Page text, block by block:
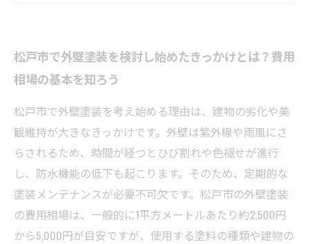
る本当にお得な業者とは？
適正価格を理解して安心依頼！松戸市の外壁塗
装費用相場とトラブル回避法
松戸市の外壁塗装で後悔しないために知ってお
きたい業者選びのポイント
外壁塗装で建物を守る！松戸市で賢く費用を抑
えるための見積もり活用術
松戸市で外壁塗装を検討し始めたきっかけとは？費用
相場の基本を知ろう
松戸市で外壁塗装を考え始める理由は、建物の劣化や美
観維持が大きなきっかけです。外壁は紫外線や雨風にさ
らされるため、時間が経つとひび割れや色褪せが進行
し、防水機能の低下も起こります。そのため、定期的な
塗装メンテナンスが必要不可欠です。松戸市の外壁塗装
の費用相場は、一般的に1平方メートルあたり約2,500円
から5,000円が目安ですが、使用する塗料の種類や建物の